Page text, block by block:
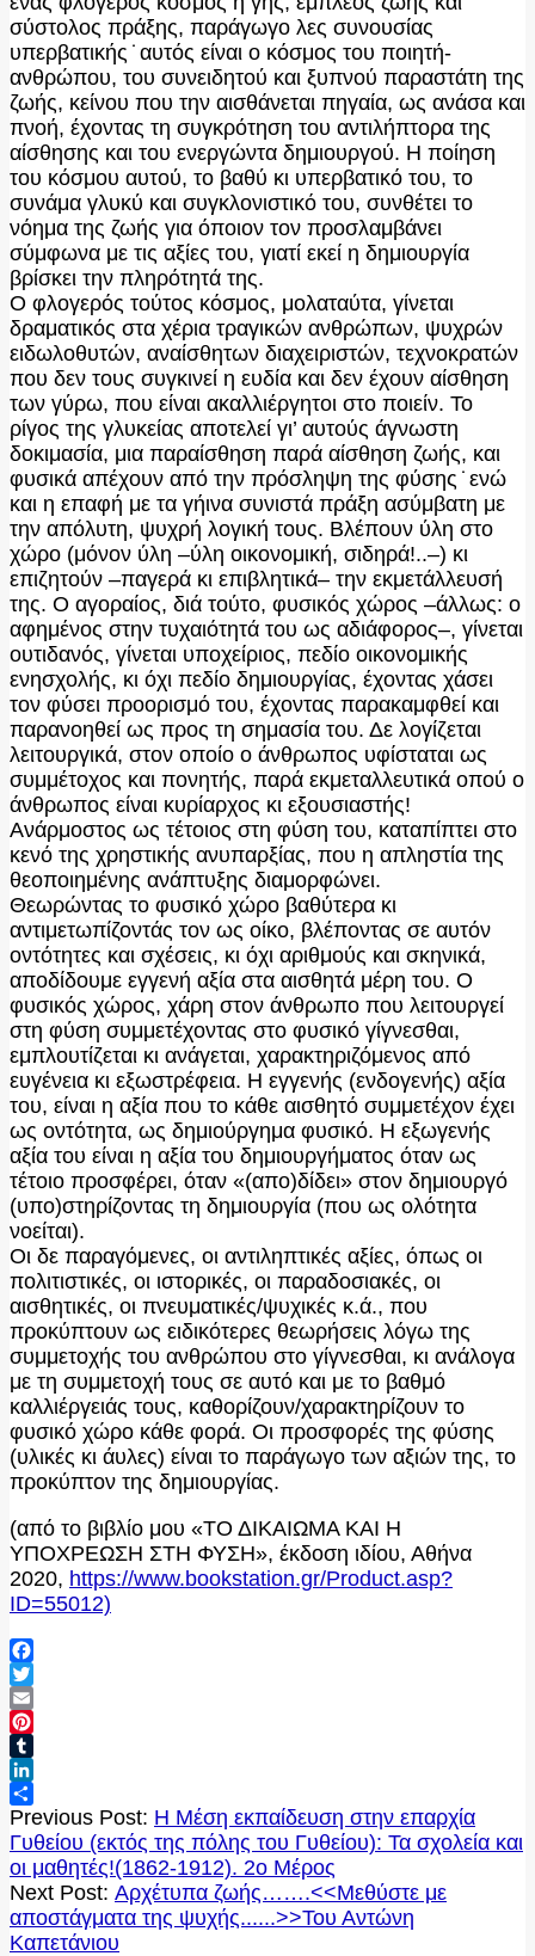
σύστολος πράξης, παράγωγο λες συνουσίας
υπερβατικής ̇ αυτός είναι ο κόσμος του ποιητή‐
ανθρώπου, του συνειδητού και ξυπνού παραστάτη της
ζωής, κείνου που την αισθάνεται πηγαία, ως ανάσα και
πνοή, έχοντας τη συγκρότηση του αντιλήπτορα της
αίσθησης και του ενεργώντα δημιουργού. Η ποίηση
του κόσμου αυτού, το βαθύ κι υπερβατικό του, το
συνάμα γλυκύ και συγκλονιστικό του, συνθέτει το
νόημα της ζωής για όποιον τον προσλαμβάνει
σύμφωνα με τις αξίες του, γιατί εκεί η δημιουργία
βρίσκει την πληρότητά της.
Ο φλογερός τούτος κόσμος, μολαταύτα, γίνεται
δραματικός στα χέρια τραγικών ανθρώπων, ψυχρών
ειδωλοθυτών, αναίσθητων διαχειριστών, τεχνοκρατών
που δεν τους συγκινεί η ευδία και δεν έχουν αίσθηση
των γύρω, που είναι ακαλλιέργητοι στο ποιείν. Το
ρίγος της γλυκείας αποτελεί γι’ αυτούς άγνωστη
δοκιμασία, μια παραίσθηση παρά αίσθηση ζωής, και
φυσικά απέχουν από την πρόσληψη της φύσης ̇ ενώ
και η επαφή με τα γήινα συνιστά πράξη ασύμβατη με
την απόλυτη, ψυχρή λογική τους. Βλέπουν ύλη στο
χώρο (μόνον ύλη –ύλη οικονομική, σιδηρά!..–) κι
επιζητούν –παγερά κι επιβλητικά– την εκμετάλλευσή
της. Ο αγοραίος, διά τούτο, φυσικός χώρος –άλλως: ο
αφημένος στην τυχαιότητά του ως αδιάφορος–, γίνεται
ουτιδανός, γίνεται υποχείριος, πεδίο οικονομικής
ενησχολής, κι όχι πεδίο δημιουργίας, έχοντας χάσει
τον φύσει προορισμό του, έχοντας παρακαμφθεί και
παρανοηθεί ως προς τη σημασία του. Δε λογίζεται
λειτουργικά, στον οποίο ο άνθρωπος υφίσταται ως
συμμέτοχος και πονητής, παρά εκμεταλλευτικά οπού ο
άνθρωπος είναι κυρίαρχος κι εξουσιαστής!
Ανάρμοστος ως τέτοιος στη φύση του, καταπίπτει στο
κενό της χρηστικής ανυπαρξίας, που η απληστία της
θεοποιημένης ανάπτυξης διαμορφώνει.
Θεωρώντας το φυσικό χώρο βαθύτερα κι
αντιμετωπίζοντάς τον ως οίκο, βλέποντας σε αυτόν
οντότητες και σχέσεις, κι όχι αριθμούς και σκηνικά,
αποδίδουμε εγγενή αξία στα αισθητά μέρη του. Ο
φυσικός χώρος, χάρη στον άνθρωπο που λειτουργεί
στη φύση συμμετέχοντας στο φυσικό γίγνεσθαι,
εμπλουτίζεται κι ανάγεται, χαρακτηριζόμενος από
ευγένεια κι εξωστρέφεια. Η εγγενής (ενδογενής) αξία
του, είναι η αξία που το κάθε αισθητό συμμετέχον έχει
ως οντότητα, ως δημιούργημα φυσικό. Η εξωγενής
αξία του είναι η αξία του δημιουργήματος όταν ως
τέτοιο προσφέρει, όταν «(απο)δίδει» στον δημιουργό
(υπο)στηρίζοντας τη δημιουργία (που ως ολότητα
νοείται).
Οι δε παραγόμενες, οι αντιληπτικές αξίες, όπως οι
πολιτιστικές, οι ιστορικές, οι παραδοσιακές, οι
αισθητικές, οι πνευματικές/ψυχικές κ.ά., που
προκύπτουν ως ειδικότερες θεωρήσεις λόγω της
συμμετοχής του ανθρώπου στο γίγνεσθαι, κι ανάλογα
με τη συμμετοχή τους σε αυτό και με το βαθμό
καλλιέργειάς τους, καθορίζουν/χαρακτηρίζουν το
φυσικό χώρο κάθε φορά. Οι προσφορές της φύσης
(υλικές κι άυλες) είναι το παράγωγο των αξιών της, το
προκύπτον της δημιουργίας.
(από το βιβλίο μου «ΤΟ ΔΙΚΑΙΩΜΑ ΚΑΙ Η
ΥΠΟΧΡΕΩΣΗ ΣΤΗ ΦΥΣΗ», έκδοση ιδίου, Αθήνα
2020, https://www.bookstation.gr/Product.asp?
ID=55012)
Facebook
Twitter
Email
Pinterest
Tumblr
LinkedIn
Μοιραστείτε
2020-
09-
28
Previous Post: Η Μέση εκπαίδευση στην επαρχία
Γυθείου (εκτός της πόλης του Γυθείου): Τα σχολεία και
οι μαθητές!(1862-1912). 2ο Μέρος
Next Post: Αρχέτυπα ζωής…….<<Μεθύστε με
αποστάγματα της ψυχής......>>Του Αντώνη
Καπετάνιου